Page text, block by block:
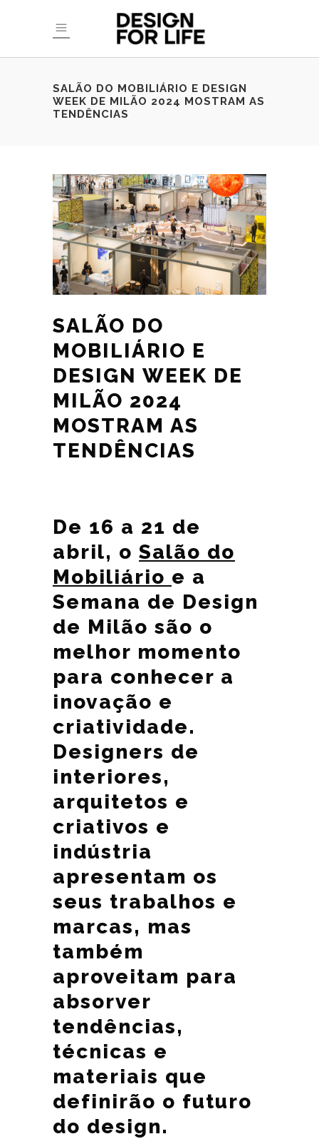
SALÃO DO MOBILIÁRIO E DESIGN
WEEK DE MILÃO 2024 MOSTRAM AS
TENDÊNCIAS
SALÃO DO
MOBILIÁRIO E
DESIGN WEEK DE
MILÃO 2024
MOSTRAM AS
TENDÊNCIAS
De 16 a 21 de
abril, o Salão do
Mobiliário e a
Semana de Design
de Milão são o
melhor momento
para conhecer a
inovação e
criatividade.
Designers de
interiores,
arquitetos e
criativos e
indústria
apresentam os
seus trabalhos e
marcas, mas
também
aproveitam para
absorver
tendências,
técnicas e
materiais que
definirão o futuro
do design.